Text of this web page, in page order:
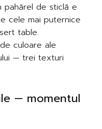
pahărel de sticlă e
cele mai puternice
table.
culoare ale
— trei texturi
— momentul